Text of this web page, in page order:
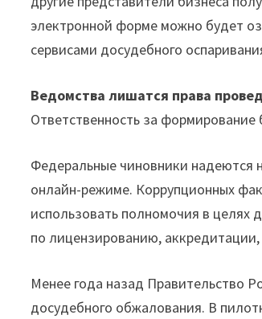
электронной форме можно будет
сервисами досудебного
Ведомства лишатся права
Ответственность за формирование
Федеральные чиновники надеются
онлайн-режиме. Коррупционных
использовать полномочия в
по лицензированию,
Менее года назад Правительство
досудебного обжалования. В